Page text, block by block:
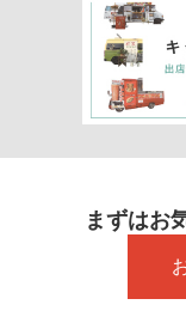
まずはお